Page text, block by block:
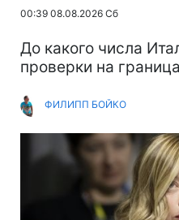
00:39 08.08.2026 Сб
До какого числа
проверки на
ФИЛИПП БОЙКО